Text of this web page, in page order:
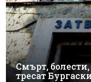
Смърт,
тресат